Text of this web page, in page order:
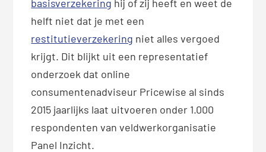
basisverzekering hij of zij heeft en weet de
helft niet dat je met een
restitutieverzekering niet alles vergoed
krijgt. Dit blijkt uit een representatief
onderzoek dat online
consumentenadviseur Pricewise al sinds
2015 jaarlijks laat uitvoeren onder 1.000
respondenten van veldwerkorganisatie
Panel Inzicht.